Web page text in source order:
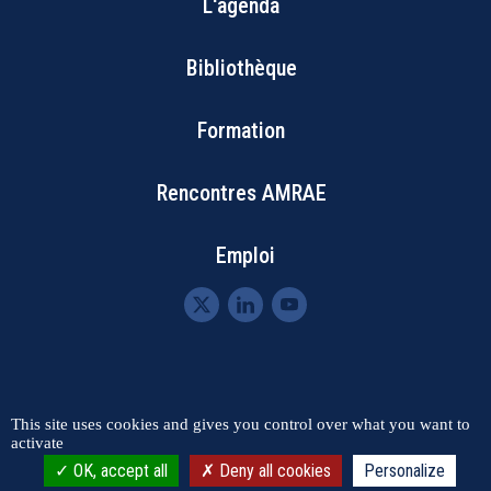
Footer
Menu
L'agenda
Bibliothèque
Formation
Rencontres AMRAE
Emploi
Menu
Pied
Contact
Plan du site
Mentions légales
RGPD
This site uses cookies and gives you control over what you want to
activate
OK, accept all Deny all cookies Personalize